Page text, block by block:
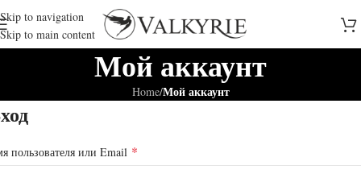
Skip to navigation
Skip to main content
Мой аккаунт
Home/Мой аккаунт
пользователя или Email *